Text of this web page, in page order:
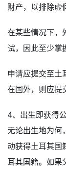
财产，以排除虚
在某些情况下，
试，因此至少掌
申请应提交至土
在国外，则应提
4、出生即获得
无论出生地为何
动获得土耳其国
耳其国籍。如果